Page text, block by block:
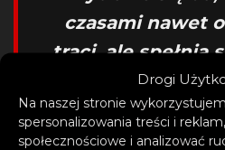
Drogi
Na naszej stronie
spersonalizowania treści i
społecznościowe i analizować
czasami nawet
traci, ale spełnia
perkusji,
że jest szczęśliwy
o wszystkim –